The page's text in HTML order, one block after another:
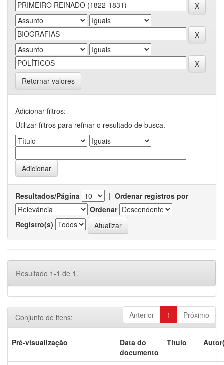
Retornar valores
Adicionar filtros:
Utilizar filtros para refinar o resultado de busca.
Resultados/Página | Ordenar registros por
Ordenar
Registro(s)
Resultado 1-1 de 1.
Anterior 1 Próximo
Conjunto de itens:
Pré-visualização
Data do
documento
Título